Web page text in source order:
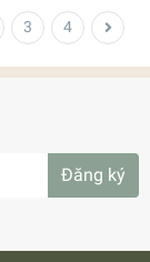
3 4
Đăng ký